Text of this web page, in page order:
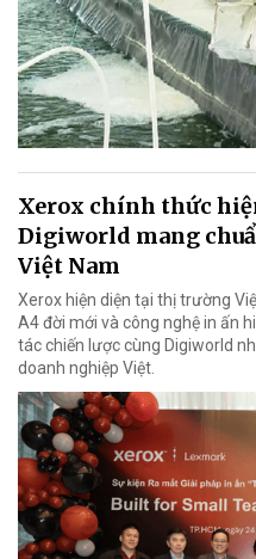
Xerox chính thức
Digiworld mang
Việt Nam
Xerox hiện diện tại thị trường
A4 đời mới và công nghệ in ấn
tác chiến lược cùng Digiworld
doanh nghiệp Việt.